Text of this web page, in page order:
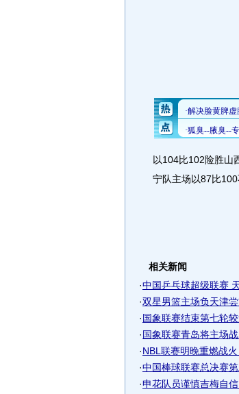
以104比102险胜山
宁队主场以87比
相关新闻
·中国乒乓球超级联赛
·双星男篮主场负天津
·国象联赛结束第七轮
·国象联赛青岛将主场
·NBL联赛明晚重燃战
·中国棒球联赛总决赛
·申花队员谨慎吉梅自